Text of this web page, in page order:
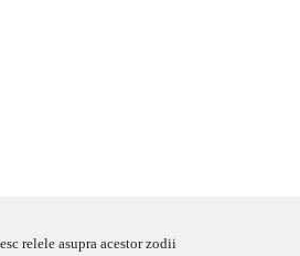
relele asupra acestor zodii